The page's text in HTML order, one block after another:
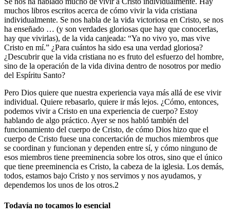
muchos libros escritos acerca de cómo vivir la vida cristiana
individualmente. Se nos habla de la vida victoriosa en Cristo, se nos
ha enseñado … (y son verdades gloriosas que hay que conocerlas,
hay que vivirlas), de la vida canjeada: “Ya no vivo yo, mas vive
Cristo en mí.” ¿Para cuántos ha sido esa una verdad gloriosa?
¿Descubrir que la vida cristiana no es fruto del esfuerzo del hombre,
sino de la operación de la vida divina dentro de nosotros por medio
del Espíritu Santo?
Pero Dios quiere que nuestra experiencia vaya más allá de ese vivir
individual. Quiere rebasarlo, quiere ir más lejos. ¿Cómo, entonces,
podemos vivir a Cristo en una experiencia de cuerpo? Estoy
hablando de algo práctico. Ayer se nos habló también del
funcionamiento del cuerpo de Cristo, de cómo Dios hizo que el
cuerpo de Cristo fuese una concertación de muchos miembros que
se coordinan y funcionan y dependen entre sí, y cómo ninguno de
esos miembros tiene preeminencia sobre los otros, sino que el único
que tiene preeminencia es Cristo, la cabeza de la iglesia. Los demás,
todos, estamos bajo Cristo y nos servimos y nos ayudamos, y
dependemos los unos de los otros.2
Todavía no tocamos lo esencial